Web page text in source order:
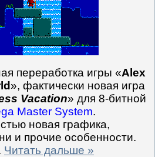
переработка игры «Alex
», фактически новая игра
Vacation» для 8-битной
Master System.
новая графика,
и прочие особенности.
Читать дальше »